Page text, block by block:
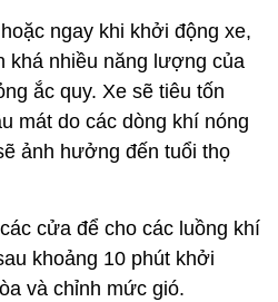
ngay khi khởi động xe,
khá nhiều năng lượng của
ắc quy. Xe sẽ tiêu tốn
mát do các dòng khí nóng
ảnh hưởng đến tuổi thọ
cửa để cho các luồng khí
khoảng 10 phút khởi
và chỉnh mức gió.